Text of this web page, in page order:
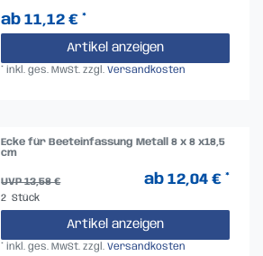
ab 11,12 € *
Artikel anzeigen
* inkl. ges. MwSt. zzgl.Versandkosten
Ecke für Beeteinfassung Metall 8 x 8 x18,5
cm
UVP 13,58 € ab 12,04 € *
2 Stück
Artikel anzeigen
* inkl. ges. MwSt. zzgl.Versandkosten